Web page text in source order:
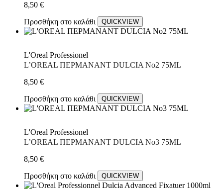
8,50 €
Προσθήκη στο καλάθι
QUICKVIEW
L'Oreal Professionel
L’OREAL ΠΕΡΜΑΝΑΝΤ DULCIA No2 75ML
8,50 €
Προσθήκη στο καλάθι
QUICKVIEW
L'Oreal Professionel
L’OREAL ΠΕΡΜΑΝΑΝΤ DULCIA No3 75ML
8,50 €
Προσθήκη στο καλάθι
QUICKVIEW